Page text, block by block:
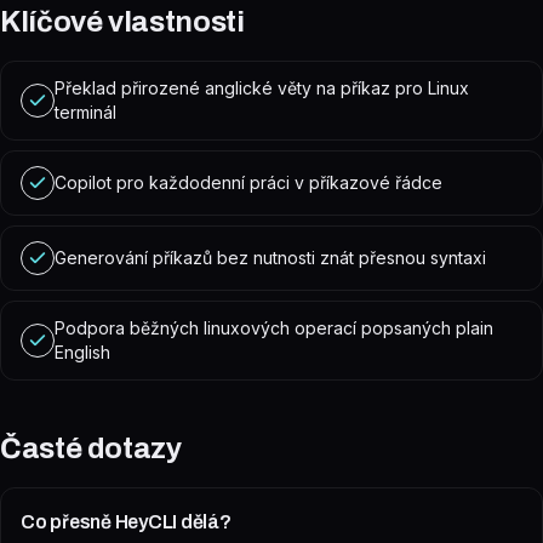
Klíčové vlastnosti
Překlad přirozené anglické věty na příkaz pro Linux
terminál
Copilot pro každodenní práci v příkazové řádce
Generování příkazů bez nutnosti znát přesnou syntaxi
Podpora běžných linuxových operací popsaných plain
English
Časté dotazy
Co přesně HeyCLI dělá?